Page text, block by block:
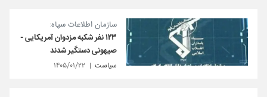
سازمان اطلاعات سپاه:
۱۲۳ نفر شکبه مزدوان آمریکایی -
صیهونی دستگیر شدند
سیاست ۱۴۰۵/۰۱/۲۲